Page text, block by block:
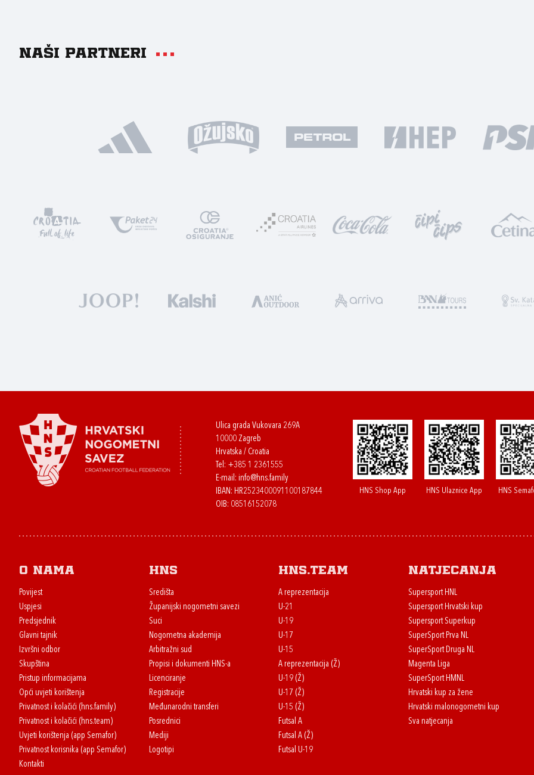
Naši partneri
Ulica grada Vukovara 269A
10000 Zagreb
Hrvatska / Croatia
Tel: +385 1 2361555
E-mail: info@hns.family
IBAN: HR2523400091100187844
OIB: 08516152078
HNS Shop App HNS Ulaznice App HNS
O nama
Povijest
Uspjesi
Predsjednik
Glavni tajnik
Izvršni odbor
Skupština
Pristup informacijama
Opći uvjeti korištenja
Privatnost i kolačići (hns.family)
Privatnost i kolačići (hns.team)
Uvjeti korištenja (app Semafor)
Privatnost korisnika (app Semafor)
Kontakti
HNS
Središta
Županijski nogometni savezi
Suci
Nogometna akademija
Arbitražni sud
Propisi i dokumenti HNS-a
Licenciranje
Registracije
Međunarodni transferi
Posrednici
Mediji
Logotipi
HNS.team
A reprezentacija
U-21
U-19
U-17
U-15
A reprezentacija (Ž)
U-19 (Ž)
U-17 (Ž)
U-15 (Ž)
Futsal A
Futsal A (Ž)
Futsal U-19
Natjecanja
Supersport HNL
Supersport Hrvatski kup
Supersport Superkup
SuperSport Prva NL
SuperSport Druga NL
Magenta Liga
SuperSport HMNL
Hrvatski kup za žene
Hrvatski malonogometni kup
Sva natjecanja